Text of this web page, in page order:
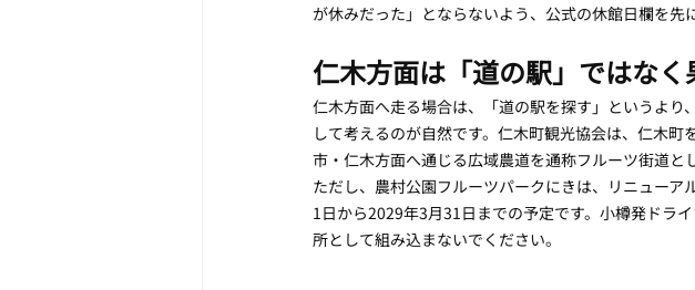
が休みだった」とならないよう、公式の休館日欄を先
仁木方面は「道の駅」ではな
仁木方面へ走る場合は、「道の駅を探す」というよ
して考えるのが自然です。仁木町観光協会は、仁木
市・仁木方面へ通じる広域農道を通称フルーツ街道と
ただし、農村公園フルーツパークにきは、リニュー
1日から2029年3月31日までの予定です。小樽発ドラ
所として組み込まないでください。